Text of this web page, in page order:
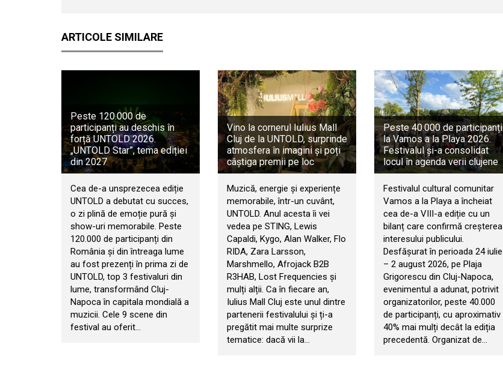
ARTICOLE SIMILARE
Peste 120.000 de
participanți au deschis în
forță UNTOLD 2026.
„UNTOLD Star”, tema ediției
din 2027
Cea de-a unsprezecea ediție
UNTOLD a debutat cu succes,
o zi plină de emoție pură și
show-uri memorabile. Peste
120.000 de participanți din
România și din întreaga lume
au fost prezenți în prima zi de
UNTOLD, top 3 festivaluri din
lume, transformând Cluj-
Napoca în capitala mondială a
muzicii. Cele 9 scene din
festival au oferit…
Vino la cornerul Iulius Mall
Cluj de la UNTOLD, surprinde
atmosfera în imagini și poți
câștiga premii pe loc
Muzică, energie și experiențe
memorabile, într-un cuvânt,
UNTOLD. Anul acesta îi vei
vedea pe STING, Lewis
Capaldi, Kygo, Alan Walker, Flo
RIDA, Zara Larsson,
Marshmello, Afrojack B2B
R3HAB, Lost Frequencies și
mulți alții. Ca în fiecare an,
Iulius Mall Cluj este unul dintre
partenerii festivalului și ți-a
pregătit mai multe surprize
tematice: dacă vii la…
Peste 40.000 de participanți
la Vamos a la Playa 2026.
Festivalul și-a consolidat
locul în agenda verii clujene
Festivalul cultural comunitar
Vamos a la Playa a încheiat
cea de-a VIII-a ediție cu un
bilanț care confirmă creșterea
interesului publicului.
Desfășurat în perioada 24 iulie
– 2 august 2026, pe Plaja
Grigorescu din Cluj-Napoca,
evenimentul a adunat, potrivit
organizatorilor, peste 40.000
de participanți, cu aproximativ
40% mai mulți decât la ediția
precedentă. Organizat de…